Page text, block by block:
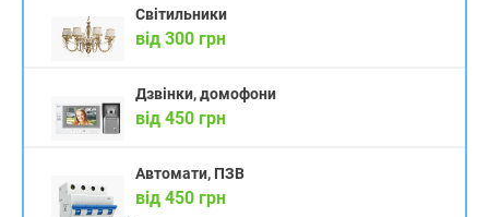
Світильники
від 300 грн
Дзвінки, домофони
від 450 грн
Автомати, ПЗВ
від 450 грн